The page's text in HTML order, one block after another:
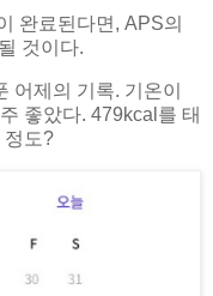
완료된다면, APS의
것이다.
어제의 기록. 기온이
좋았다. 479kcal를 태
정도?